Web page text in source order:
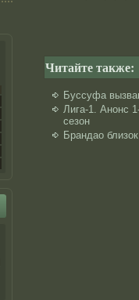
Читайте также:
Буссуфа
Лига-1. Анонс
сезон
Брандао